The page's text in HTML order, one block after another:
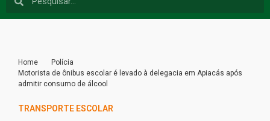
Home
Polícia
Motorista de ônibus escolar é levado à delegacia em Apiacás após
admitir consumo de álcool
TRANSPORTE ESCOLAR